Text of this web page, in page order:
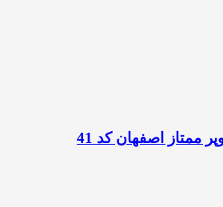
ممتاز اصفهان کد 41